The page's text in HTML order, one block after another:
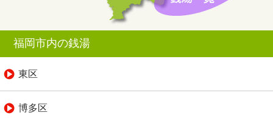
福岡市内の銭湯
東区
博多区